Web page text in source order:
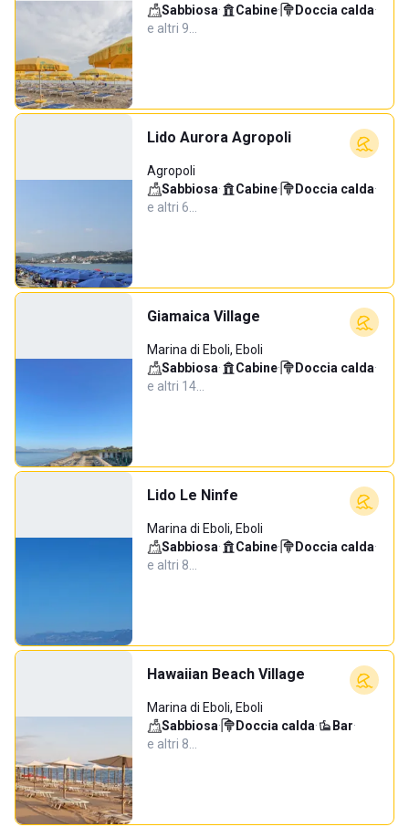
Sabbiosa· Cabine· Doccia calda·
e altri 9…
Lido Aurora Agropoli
Agropoli
Sabbiosa· Cabine· Doccia calda·
e altri 6…
Giamaica Village
Marina di Eboli, Eboli
Sabbiosa· Cabine· Doccia calda·
e altri 14…
Lido Le Ninfe
Marina di Eboli, Eboli
Sabbiosa· Cabine· Doccia calda·
e altri 8…
Hawaiian Beach Village
Marina di Eboli, Eboli
Sabbiosa· Doccia calda· Bar·
e altri 8…